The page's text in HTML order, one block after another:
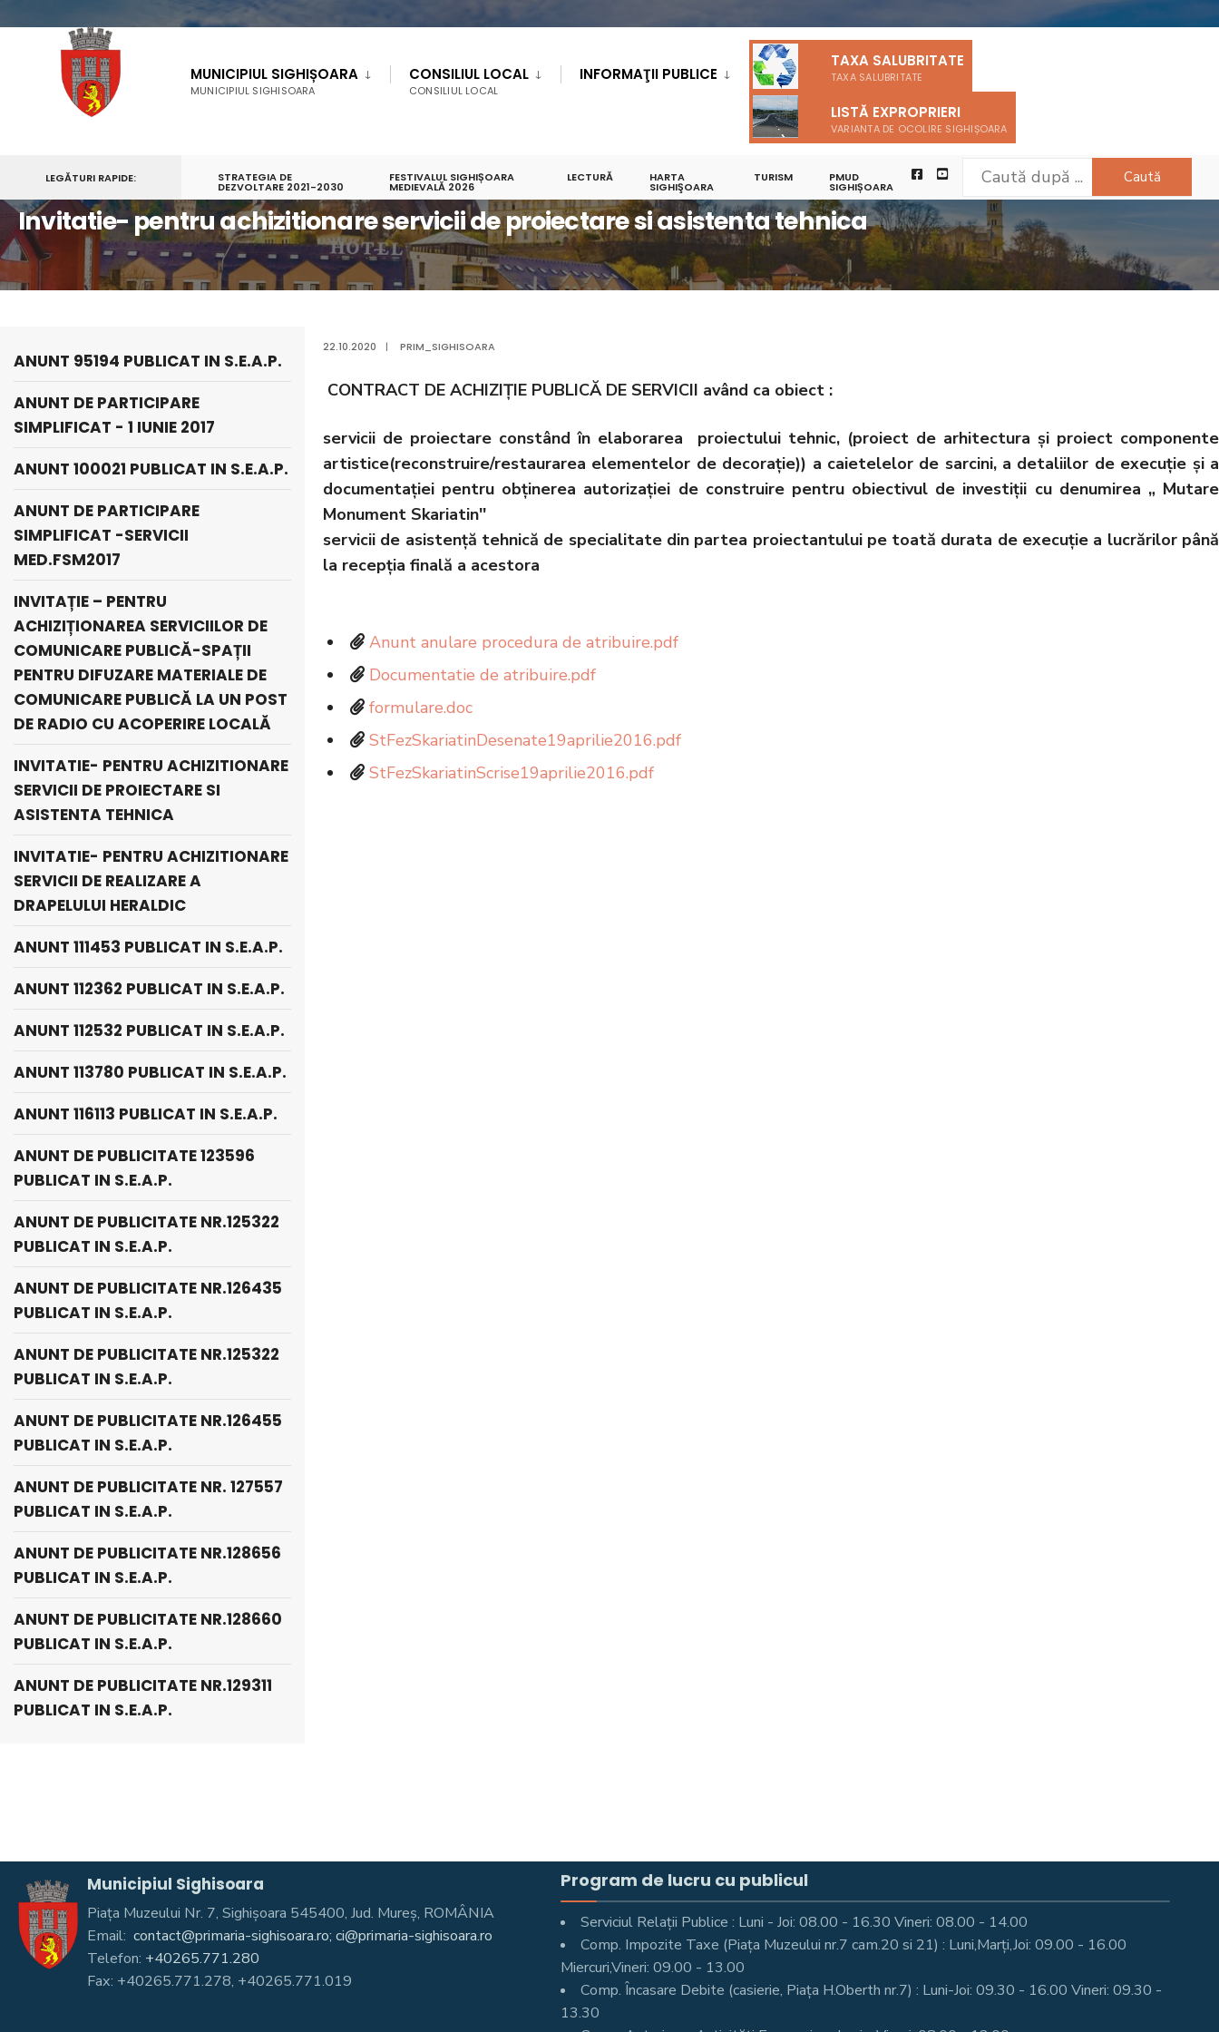
MUNICIPIUL SIGHIȘOARA
MUNICIPIUL SIGHISOARA
CONSILIUL LOCAL
CONSILIUL LOCAL
INFORMAŢII PUBLICE
TAXA SALUBRITATE
TAXA SALUBRITATE
LISTĂ EXPROPRIERI
VARIANTA DE OCOLIRE SIGHIȘOARA
LEGĂTURI RAPIDE: STRATEGIA DE
DEZVOLTARE 2021-2030
FESTIVALUL SIGHIȘOARA
MEDIEVALĂ 2026
LECTURĂ HARTA
SIGHIŞOARA
TURISM PMUD
SIGHIȘOARA
Caută
MUNICIPIUL SIGHIȘOARA ACHIZITII PUBLICE ARHIVA ANUNTURI INVITATIE- PENTRU ACHIZITIONARE SERVICII DE PROIECTARE SI ASISTENTA TEHNICA
Invitatie- pentru achizitionare servicii de proiectare si asistenta tehnica
22.10.2020 | PRIM_SIGHISOARA
CONTRACT DE ACHIZIȚIE PUBLICĂ DE SERVICII având ca obiect :
servicii de proiectare constând în elaborarea proiectului tehnic, (proiect de arhitectura şi proiect componente
artistice(reconstruire/restaurarea elementelor de decoraţie)) a caietelelor de sarcini, a detaliilor de execuţie şi a
documentaţiei pentru obţinerea autorizaţiei de construire pentru obiectivul de investiţii cu denumirea „ Mutare
Monument Skariatin''
servicii de asistență tehnică de specialitate din partea proiectantului pe toată durata de execuție a lucrărilor până
la recepția finală a acestora
Anunt anulare procedura de atribuire.pdf
Documentatie de atribuire.pdf
formulare.doc
StFezSkariatinDesenate19aprilie2016.pdf
StFezSkariatinScrise19aprilie2016.pdf
ANUNT 95194 PUBLICAT IN S.E.A.P.
ANUNT DE PARTICIPARE
SIMPLIFICAT - 1 IUNIE 2017
ANUNT 100021 PUBLICAT IN S.E.A.P.
ANUNT DE PARTICIPARE
SIMPLIFICAT -SERVICII
MED.FSM2017
INVITAȚIE – PENTRU
ACHIZIȚIONAREA SERVICIILOR DE
COMUNICARE PUBLICĂ-SPAȚII
PENTRU DIFUZARE MATERIALE DE
COMUNICARE PUBLICĂ LA UN POST
DE RADIO CU ACOPERIRE LOCALĂ
INVITATIE- PENTRU ACHIZITIONARE
SERVICII DE PROIECTARE SI
ASISTENTA TEHNICA
INVITATIE- PENTRU ACHIZITIONARE
SERVICII DE REALIZARE A
DRAPELULUI HERALDIC
ANUNT 111453 PUBLICAT IN S.E.A.P.
ANUNT 112362 PUBLICAT IN S.E.A.P.
ANUNT 112532 PUBLICAT IN S.E.A.P.
ANUNT 113780 PUBLICAT IN S.E.A.P.
ANUNT 116113 PUBLICAT IN S.E.A.P.
ANUNT DE PUBLICITATE 123596
PUBLICAT IN S.E.A.P.
ANUNT DE PUBLICITATE NR.125322
PUBLICAT IN S.E.A.P.
ANUNT DE PUBLICITATE NR.126435
PUBLICAT IN S.E.A.P.
ANUNT DE PUBLICITATE NR.125322
PUBLICAT IN S.E.A.P.
ANUNT DE PUBLICITATE NR.126455
PUBLICAT IN S.E.A.P.
ANUNT DE PUBLICITATE NR. 127557
PUBLICAT IN S.E.A.P.
ANUNT DE PUBLICITATE NR.128656
PUBLICAT IN S.E.A.P.
ANUNT DE PUBLICITATE NR.128660
PUBLICAT IN S.E.A.P.
ANUNT DE PUBLICITATE NR.129311
PUBLICAT IN S.E.A.P.
Municipiul Sighisoara
Piața Muzeului Nr. 7, Sighişoara 545400, Jud. Mureş, ROMÂNIA
Email: contact@primaria-sighisoara.ro; ci@primaria-sighisoara.ro
Telefon: +40265.771.280
Fax: +40265.771.278, +40265.771.019
Program de lucru cu publicul
Serviciul Relații Publice : Luni - Joi: 08.00 - 16.30 Vineri: 08.00 - 14.00
Comp. Impozite Taxe (Piața Muzeului nr.7 cam.20 si 21) : Luni,Marți,Joi: 09.00 - 16.00
Miercuri,Vineri: 09.00 - 13.00
Comp. Încasare Debite (casierie, Piața H.Oberth nr.7) : Luni-Joi: 09.30 - 16.00 Vineri: 09.30 -
13.30